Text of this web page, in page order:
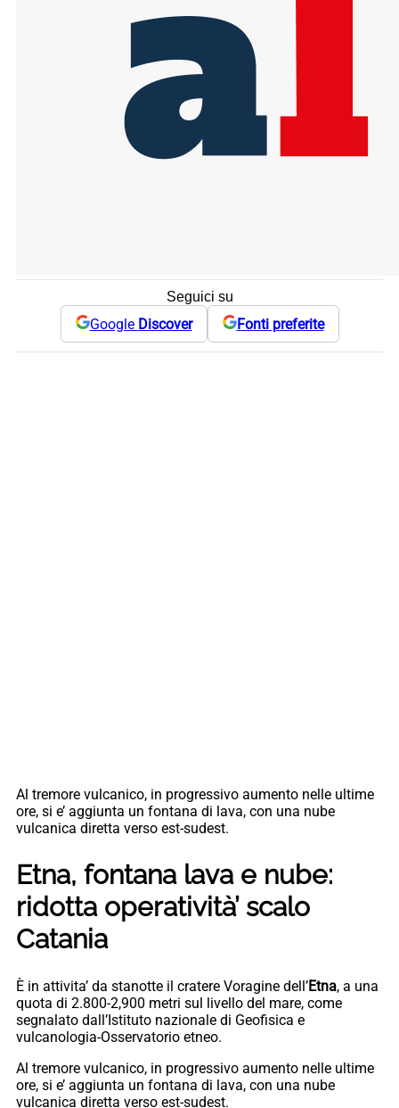
Seguici su
Google Discover Fonti preferite
Al tremore vulcanico, in progressivo aumento nelle ultime
ore, si e’ aggiunta un fontana di lava, con una nube
vulcanica diretta verso est-sudest.
Etna, fontana lava e nube:
ridotta operatività’ scalo
Catania
È in attivita’ da stanotte il cratere Voragine dell’Etna, a una
quota di 2.800-2,900 metri sul livello del mare, come
segnalato dall’Istituto nazionale di Geofisica e
vulcanologia-Osservatorio etneo.
Al tremore vulcanico, in progressivo aumento nelle ultime
ore, si e’ aggiunta un fontana di lava, con una nube
vulcanica diretta verso est-sudest.